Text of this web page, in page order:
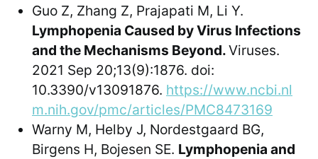
Guo Z, Zhang Z, Prajapati M, Li Y.
Lymphopenia Caused by Virus Infections
and the Mechanisms Beyond.Viruses.
2021 Sep 20;13(9):1876. doi:
10.3390/v13091876. https://www.ncbi.nl
m.nih.gov/pmc/articles/PMC8473169
Warny M, Helby J, Nordestgaard BG,
Birgens H, Bojesen SE. Lymphopenia and